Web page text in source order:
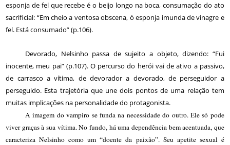
esponja de fel que recebe é o beijo longo na boca, consumação do ato
sacrificial: “Em cheio a ventosa obscena, ó esponja imunda de vinagre e
fel. Está consumado” (p.106).
Devorado, Nelsinho passa de sujeito a objeto, dizendo: “Fui
inocente, meu pai” (p.107). O percurso do herói vai de ativo a passivo,
de carrasco a vítima, de devorador a devorado, de perseguidor a
perseguido. Esta trajetória que une dois pontos de uma relação tem
muitas implicações na personalidade do protagonista.
A imagem do vampiro se funda na necessidade do outro. Ele só pode
viver graças à sua vítima. No fundo, há uma dependência bem acentuada, que
caracteriza Nelsinho como um “doente da paixão”. Seu apetite sexual é